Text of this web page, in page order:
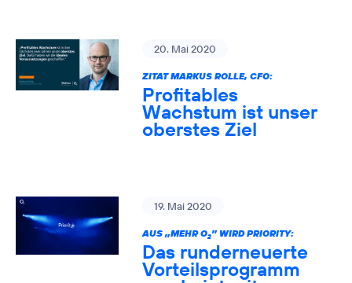
20. Mai 2020
ZITAT MARKUS ROLLE, CFO:
Profitables
Wachstum ist unser
oberstes Ziel
19. Mai 2020
AUS „MEHR O2” WIRD PRIORITY:
Das runderneuerte
Vorteilsprogramm